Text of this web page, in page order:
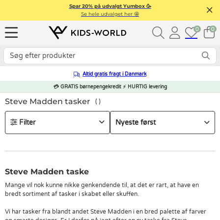
Spar 20% på udvalgt Yumbox 🥳
Se hele udvalget her 🤩
0 0
Altid gratis fragt i Danmark
💳 GRATIS børnepengekredit ⚡ HURTIG levering
Steve Madden tasker
Filter
Steve Madden taske
Mange vil nok kunne nikke genkendende til, at det er rart, at have en
bredt sortiment af tasker i skabet eller skuffen.
Vi har tasker fra blandt andet Steve Madden i en bred palette af farver